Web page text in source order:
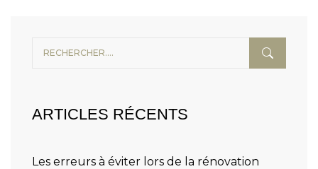
ARTICLES RÉCENTS
Les erreurs à éviter lors de la rénovation